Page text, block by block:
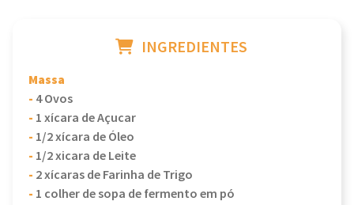
INGREDIENTES
Massa
- 4 Ovos
- 1 xícara de Açucar
- 1/2 xícara de Óleo
- 1/2 xicara de Leite
- 2 xícaras de Farinha de Trigo
- 1 colher de sopa de fermento em pó